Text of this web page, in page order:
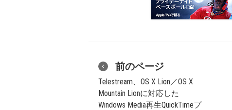
前のページ
Telestream、OS X Lion／OS X
Mountain Lionに対応した
Windows Media再生QuickTimeプ